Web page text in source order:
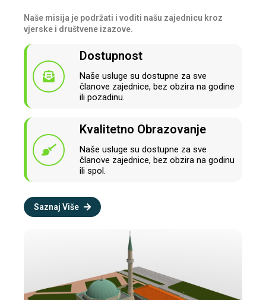
Naše misija je podržati i voditi našu zajednicu kroz
vjerske i društvene izazove.
Dostupnost
Naše usluge su dostupne za sve
članove zajednice, bez obzira na godine
ili pozadinu.
Kvalitetno Obrazovanje
Naše usluge su dostupne za sve
članove zajednice, bez obzira na godinu
ili spol.
Saznaj Više